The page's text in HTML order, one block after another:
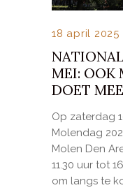
18 april 2025
MEI: OOK
DOET
Op zaterdag
Molendag
Molen Den
11.30 uur tot
om langs te